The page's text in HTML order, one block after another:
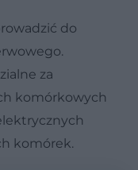
do
za
komórkowych
komórek.